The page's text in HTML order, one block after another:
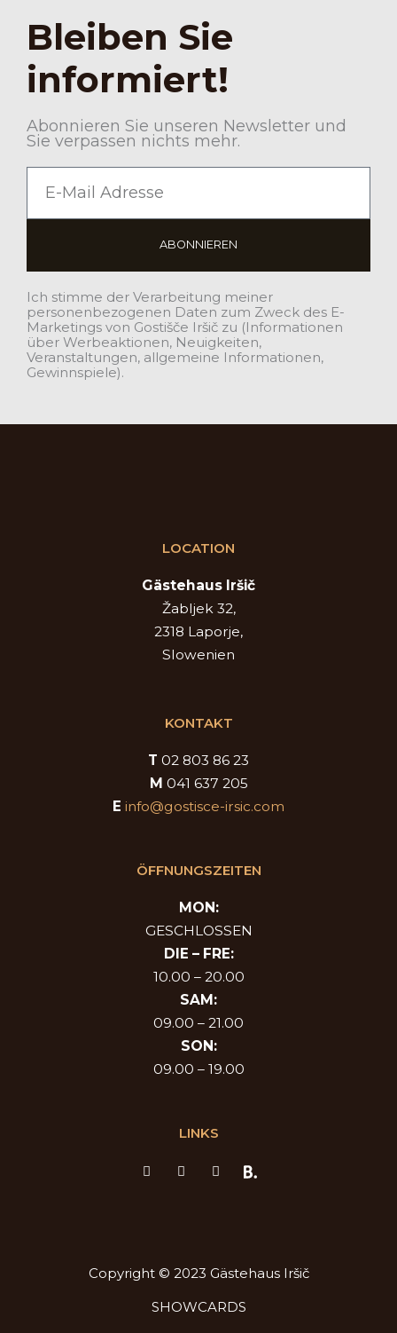
Bleiben Sie
informiert!
Abonnieren Sie unseren Newsletter und
Sie verpassen nichts mehr.
Mail
ABONNIEREN
Ich stimme der Verarbeitung meiner
personenbezogenen Daten zum Zweck des E-
Marketings von Gostišče Iršič zu (Informationen
über Werbeaktionen, Neuigkeiten,
Veranstaltungen, allgemeine Informationen,
Gewinnspiele).
LOCATION
Gästehaus Iršič
Žabljek 32,
2318 Laporje,
Slowenien
KONTAKT
T 02 803 86 23
M 041 637 205
E info@gostisce-irsic.com
ÖFFNUNGSZEITEN
MON:
GESCHLOSSEN
DIE – FRE:
10.00 – 20.00
SAM:
09.00 – 21.00
SON:
09.00 – 19.00
LINKS
F
a
-
I
n
m
T
r
s
Copyright © 2023 Gästehaus Iršič
SHOWCARDS